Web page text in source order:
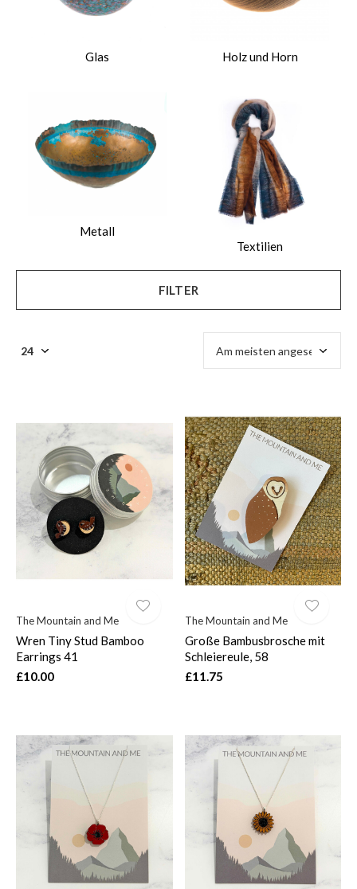
Glas Holz und Horn
Metall
Textilien
FILTER
The Mountain and Me
Wren Tiny Stud Bamboo
Earrings 41
£10.00
The Mountain and Me
Große Bambusbrosche mit
Schleiereule, 58
£11.75